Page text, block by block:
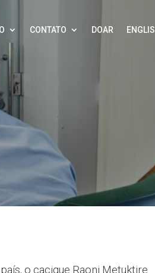
CONTATO DOAR
o cacique Raoni Metuktire